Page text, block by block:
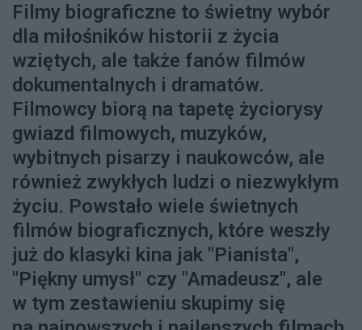
Filmy biograficzne to świetny wybór
dla miłośników historii z życia
wziętych, ale także fanów filmów
dokumentalnych i dramatów.
Filmowcy biorą na tapetę życiorysy
gwiazd filmowych, muzyków,
wybitnych pisarzy i naukowców, ale
również zwykłych ludzi o niezwykłym
życiu. Powstało wiele świetnych
filmów biograficznych, które weszły
już do klasyki kina jak "Pianista",
"Piękny umysł" czy "Amadeusz", ale
w tym zestawieniu skupimy się